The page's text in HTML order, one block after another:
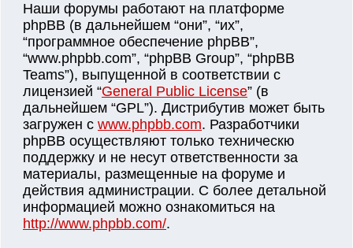
Наши форумы работают на платформе
phpBB (в дальнейшем “они”, “их”,
“программное обеспечение phpBB”,
“www.phpbb.com”, “phpBB Group”, “phpBB
Teams”), выпущенной в соответствии с
лицензией “General Public License” (в
дальнейшем “GPL”). Дистрибутив может быть
загружен с www.phpbb.com. Разработчики
phpBB осуществляют только техническю
поддержку и не несут ответственности за
материалы, размещенные на форуме и
действия администрации. С более детальной
информацией можно ознакомиться на
http://www.phpbb.com/.